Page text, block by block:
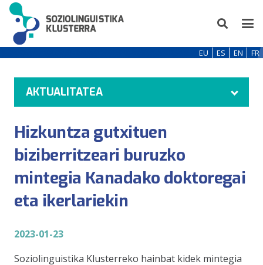
EU ES EN FR
AKTUALITATEA
Hizkuntza gutxituen
biziberritzeari buruzko
mintegia Kanadako doktoregai
eta ikerlariekin
2023-01-23
Soziolinguistika Klusterreko hainbat kidek mintegia